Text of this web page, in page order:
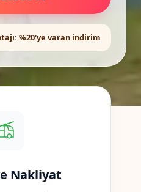
%20'ye varan indirim
Nakliyat